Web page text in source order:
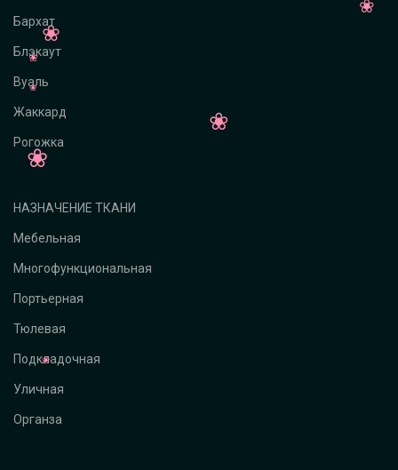
Бархат
Блэкаут
Вуаль
Жаккард
Рогожка
НАЗНАЧЕНИЕ ТКАНИ
Мебельная
Многофункциональная
Портьерная
Тюлевая
Подкладочная
Уличная
Органза